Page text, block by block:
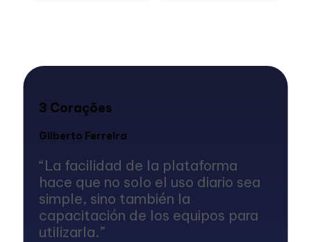
3 Corações
Gilberto Ferreira
“La facilidad de la plataforma
hace que no solo el uso diario sea
simple, sino también la
capacitación de los equipos para
utilizarla.”